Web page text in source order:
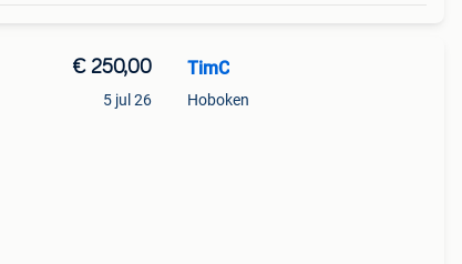
€ 250,00
5 jul 26
TimC
Hoboken